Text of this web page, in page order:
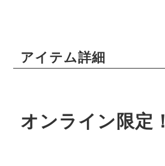
アイテム詳細
オンライン限定！